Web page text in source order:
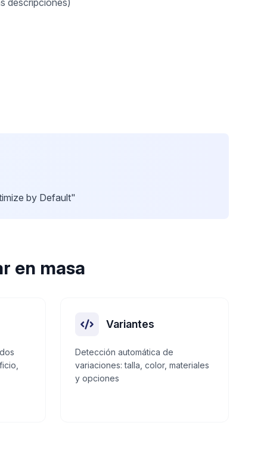
descripciones)
by Default"
en masa
Variantes
Detección automática de
variaciones: talla, color, materiales
y opciones